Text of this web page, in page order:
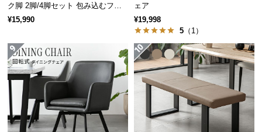
チェア スツール テーブル
ク脚 2脚/4脚セット 包み込むフォ
ルム
¥15,990
ェア
¥19,998
5 （1）